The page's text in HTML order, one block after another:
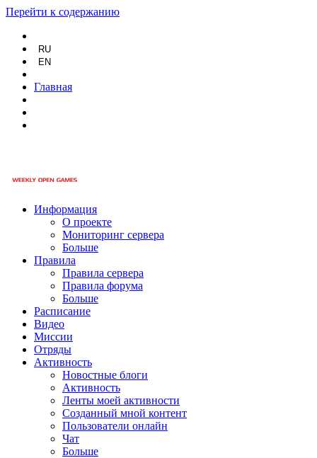
Перейти к содержанию
RU
EN
Главная
Информация
О проекте
Мониторинг сервера
Больше
Правила
Правила сервера
Правила форума
Больше
Расписание
Видео
Миссии
Отряды
Активность
Новостные блоги
Активность
Ленты моей активности
Созданный мной контент
Пользователи онлайн
Чат
Больше